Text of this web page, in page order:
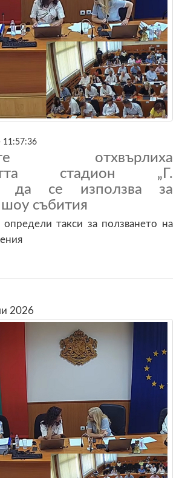
11:57:36
отхвърлиха
стадион „Г.
да се използва за
събития
такси за ползването на
2026